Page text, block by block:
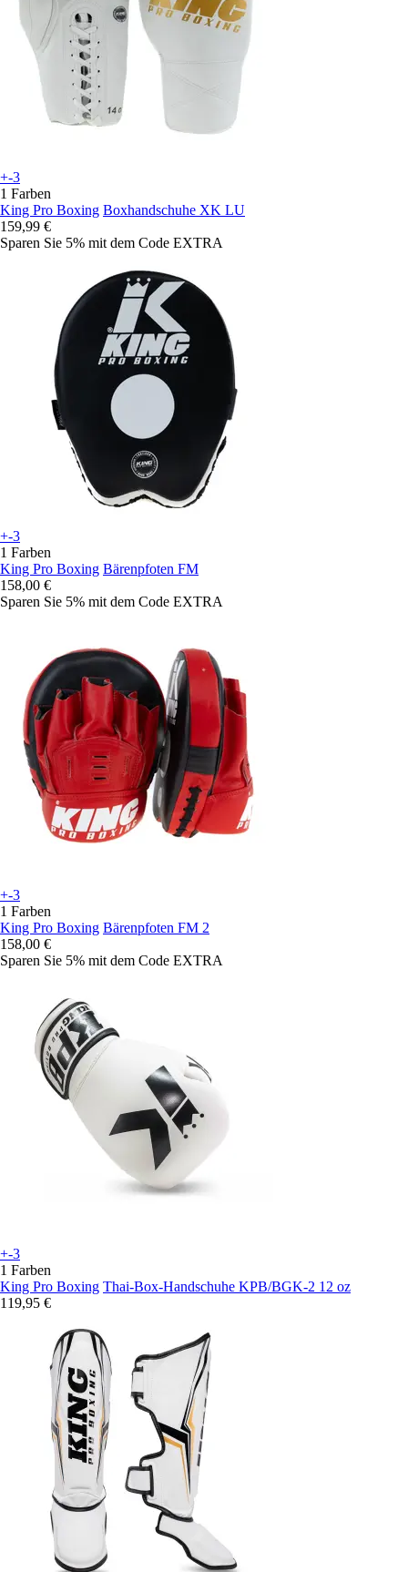
+-3
1 Farben
King Pro Boxing Boxhandschuhe XK LU
159,99 €
Sparen Sie 5% mit dem Code EXTRA
+-3
1 Farben
King Pro Boxing Bärenpfoten FM
158,00 €
Sparen Sie 5% mit dem Code EXTRA
+-3
1 Farben
King Pro Boxing Bärenpfoten FM 2
158,00 €
Sparen Sie 5% mit dem Code EXTRA
+-3
1 Farben
King Pro Boxing Thai-Box-Handschuhe KPB/BGK-2 12 oz
119,95 €